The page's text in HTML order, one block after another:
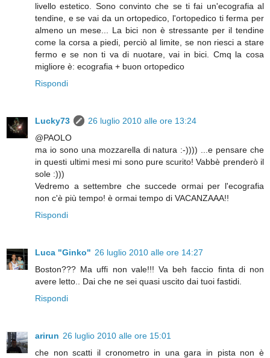
livello estetico. Sono convinto che se ti fai un'ecografia al
tendine, e se vai da un ortopedico, l'ortopedico ti ferma per
almeno un mese... La bici non è stressante per il tendine
come la corsa a piedi, perciò al limite, se non riesci a stare
fermo e se non ti va di nuotare, vai in bici. Cmq la cosa
migliore è: ecografia + buon ortopedico
Rispondi
Lucky73
26 luglio 2010 alle ore 13:24
@PAOLO
ma io sono una mozzarella di natura :-)))) ...e pensare che
in questi ultimi mesi mi sono pure scurito! Vabbè prenderò il
sole :)))
Vedremo a settembre che succede ormai per l'ecografia
non c'è più tempo! è ormai tempo di VACANZAAA!!
Rispondi
Luca "Ginko" 26 luglio 2010 alle ore 14:27
Boston??? Ma uffi non vale!!! Va beh faccio finta di non
avere letto.. Dai che ne sei quasi uscito dai tuoi fastidi.
Rispondi
arirun 26 luglio 2010 alle ore 15:01
che non scatti il cronometro in una gara in pista non è